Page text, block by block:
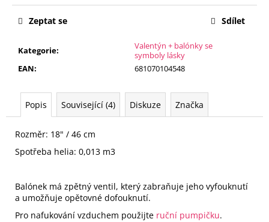
Kategorie:
Valentýn + balónky se
symboly lásky
EAN: 681070104548
Zeptat se Sdílet
Popis Související (4) Diskuze Značka
Rozměr: 18" / 46 cm
Spotřeba helia: 0,013 m3
Balónek má zpětný ventil, který zabraňuje jeho vyfouknutí
a umožňuje opětovné dofouknutí.
Pro nafukování vzduchem použijte ruční pumpičku.
u
m
LATEXOVÝ
BALÓNEK
QUESTION
40
CM
+
95
Kč